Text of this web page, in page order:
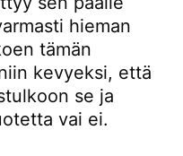
hieman
tämän
kevyeksi, että
se ja
vai ei.